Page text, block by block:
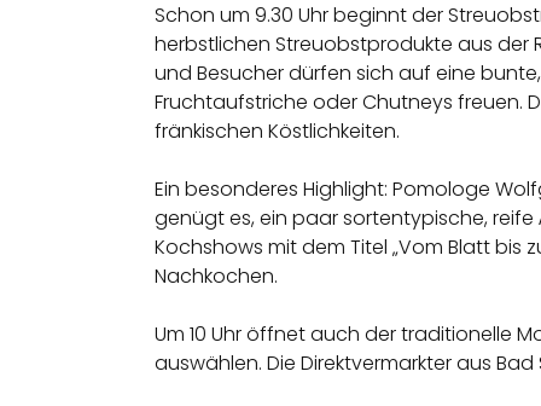
Schon um 9.30 Uhr beginnt der
herbstlichen Streuobstprodukte aus der
und Besucher dürfen sich auf eine
Fruchtaufstriche oder Chutneys freuen.
fränkischen Köstlichkeiten.
Ein besonderes Highlight: Pomologe
genügt es, ein paar sortentypische, reife
Kochshows mit dem Titel „Vom Blatt bis
Nachkochen.
Um 10 Uhr öffnet auch der traditionelle
auswählen. Die Direktvermarkter aus